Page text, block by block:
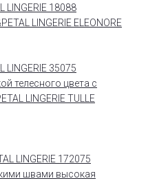
LINGERIE ELEONORE
телесного цвета с
LINGERIE TULLE
швами высокая